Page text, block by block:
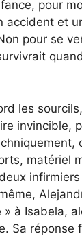
pour
accident et
pour se
les
invincible,
matériel
à Isabela,
Sa réponse